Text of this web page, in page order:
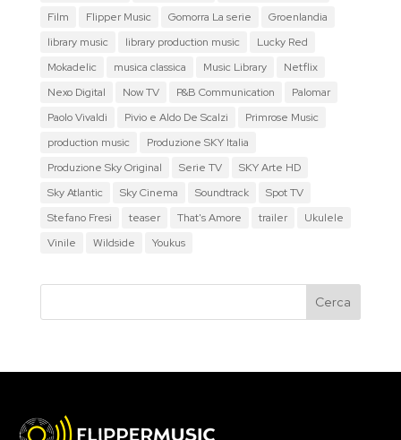
Film
Flipper Music Gomorra La serie
Groenlandia
library music
library production music
Lucky Red
Mokadelic
musica classica Music Library
Netflix
Nexo Digital
Now TV P&B Communication
Palomar
Paolo Vivaldi
Pivio e Aldo De Scalzi
Primrose Music
production music
Produzione SKY Italia
Produzione Sky Original
Serie TV
SKY Arte HD
Sky Atlantic
Sky Cinema Soundtrack
Spot TV
Stefano Fresi
teaser That's Amore trailer
Ukulele
Vinile
Wildside Youkus